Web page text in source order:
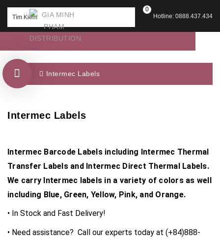
Hotline: 0888.437.434
0
Intermec Labels
Intermec Labels
Intermec Barcode Labels including Intermec Thermal
Transfer Labels and Intermec Direct Thermal Labels.
We carry Intermec labels in a variety of colors as well
including Blue, Green, Yellow, Pink, and Orange.
• In Stock and Fast Delivery!
• Need assistance? Call our experts today at (+84)888-